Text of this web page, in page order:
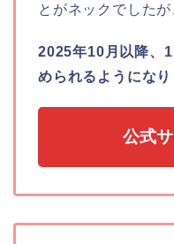
とがネックでしたが
2025年10月以降、
められるようになり
公式